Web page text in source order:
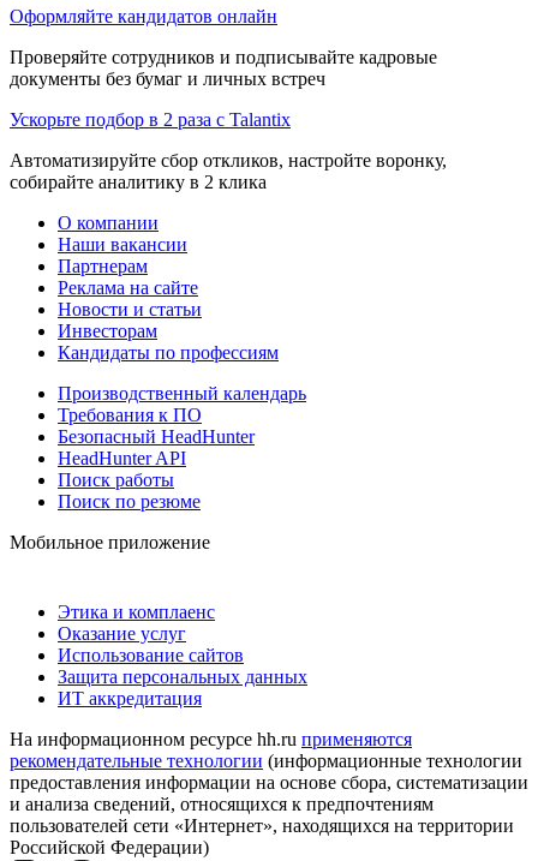
Оформляйте кандидатов онлайн
Проверяйте сотрудников и подписывайте кадровые
документы без бумаг и личных встреч
Ускорьте подбор в 2 раза с Talantix
Автоматизируйте сбор откликов, настройте воронку,
собирайте аналитику в 2 клика
О компании
Наши вакансии
Партнерам
Реклама на сайте
Новости и статьи
Инвесторам
Кандидаты по профессиям
Производственный календарь
Требования к ПО
Безопасный HeadHunter
HeadHunter API
Поиск работы
Поиск по резюме
Мобильное приложение
Этика и комплаенс
Оказание услуг
Использование сайтов
Защита персональных данных
ИТ аккредитация
На информационном ресурсе hh.ru применяются
рекомендательные технологии (информационные технологии
предоставления информации на основе сбора, систематизации
и анализа сведений, относящихся к предпочтениям
пользователей сети «Интернет», находящихся на территории
Российской Федерации)